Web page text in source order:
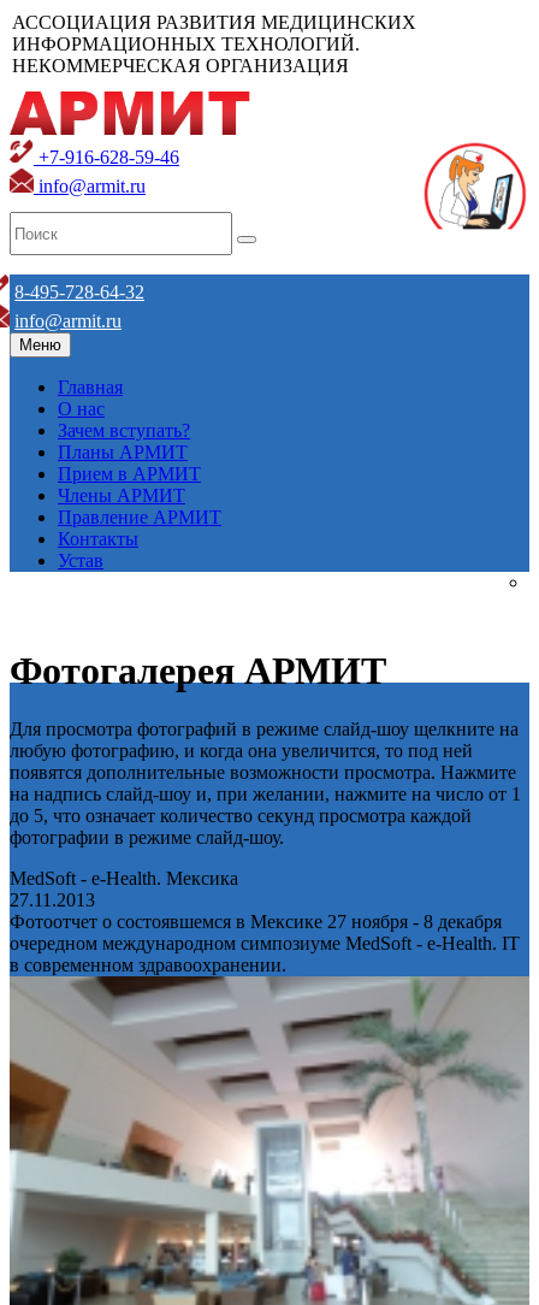
АССОЦИАЦИЯ РАЗВИТИЯ МЕДИЦИНСКИХ
ИНФОРМАЦИОННЫХ ТЕХНОЛОГИЙ.
НЕКОММЕРЧЕСКАЯ ОРГАНИЗАЦИЯ
+7-916-628-59-46
info@armit.ru
8-495-728-64-32
info@armit.ru
Меню
Главная
О нас
Зачем вступать?
Планы АРМИТ
Прием в АРМИТ
Члены АРМИТ
Правление АРМИТ
Контакты
Устав
Фотогалерея АРМИТ
Для просмотра фотографий в режиме слайд-шоу щелкните на
любую фотографию, и когда она увеличится, то под ней
появятся дополнительные возможности просмотра. Нажмите
на надпись слайд-шоу и, при желании, нажмите на число от 1
до 5, что означает количество секунд просмотра каждой
фотографии в режиме слайд-шоу.
MedSoft - e-Health. Мексика
27.11.2013
Фотоотчет о состоявшемся в Мексике 27 ноября - 8 декабря
очередном международном симпозиуме MedSoft - e-Health. IT
в современном здравоохранении.